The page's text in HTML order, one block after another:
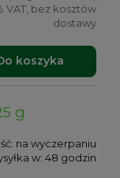
VAT, bez kosztów
dostawy
koszyka
g
na wyczerpaniu
w: 48 godzin